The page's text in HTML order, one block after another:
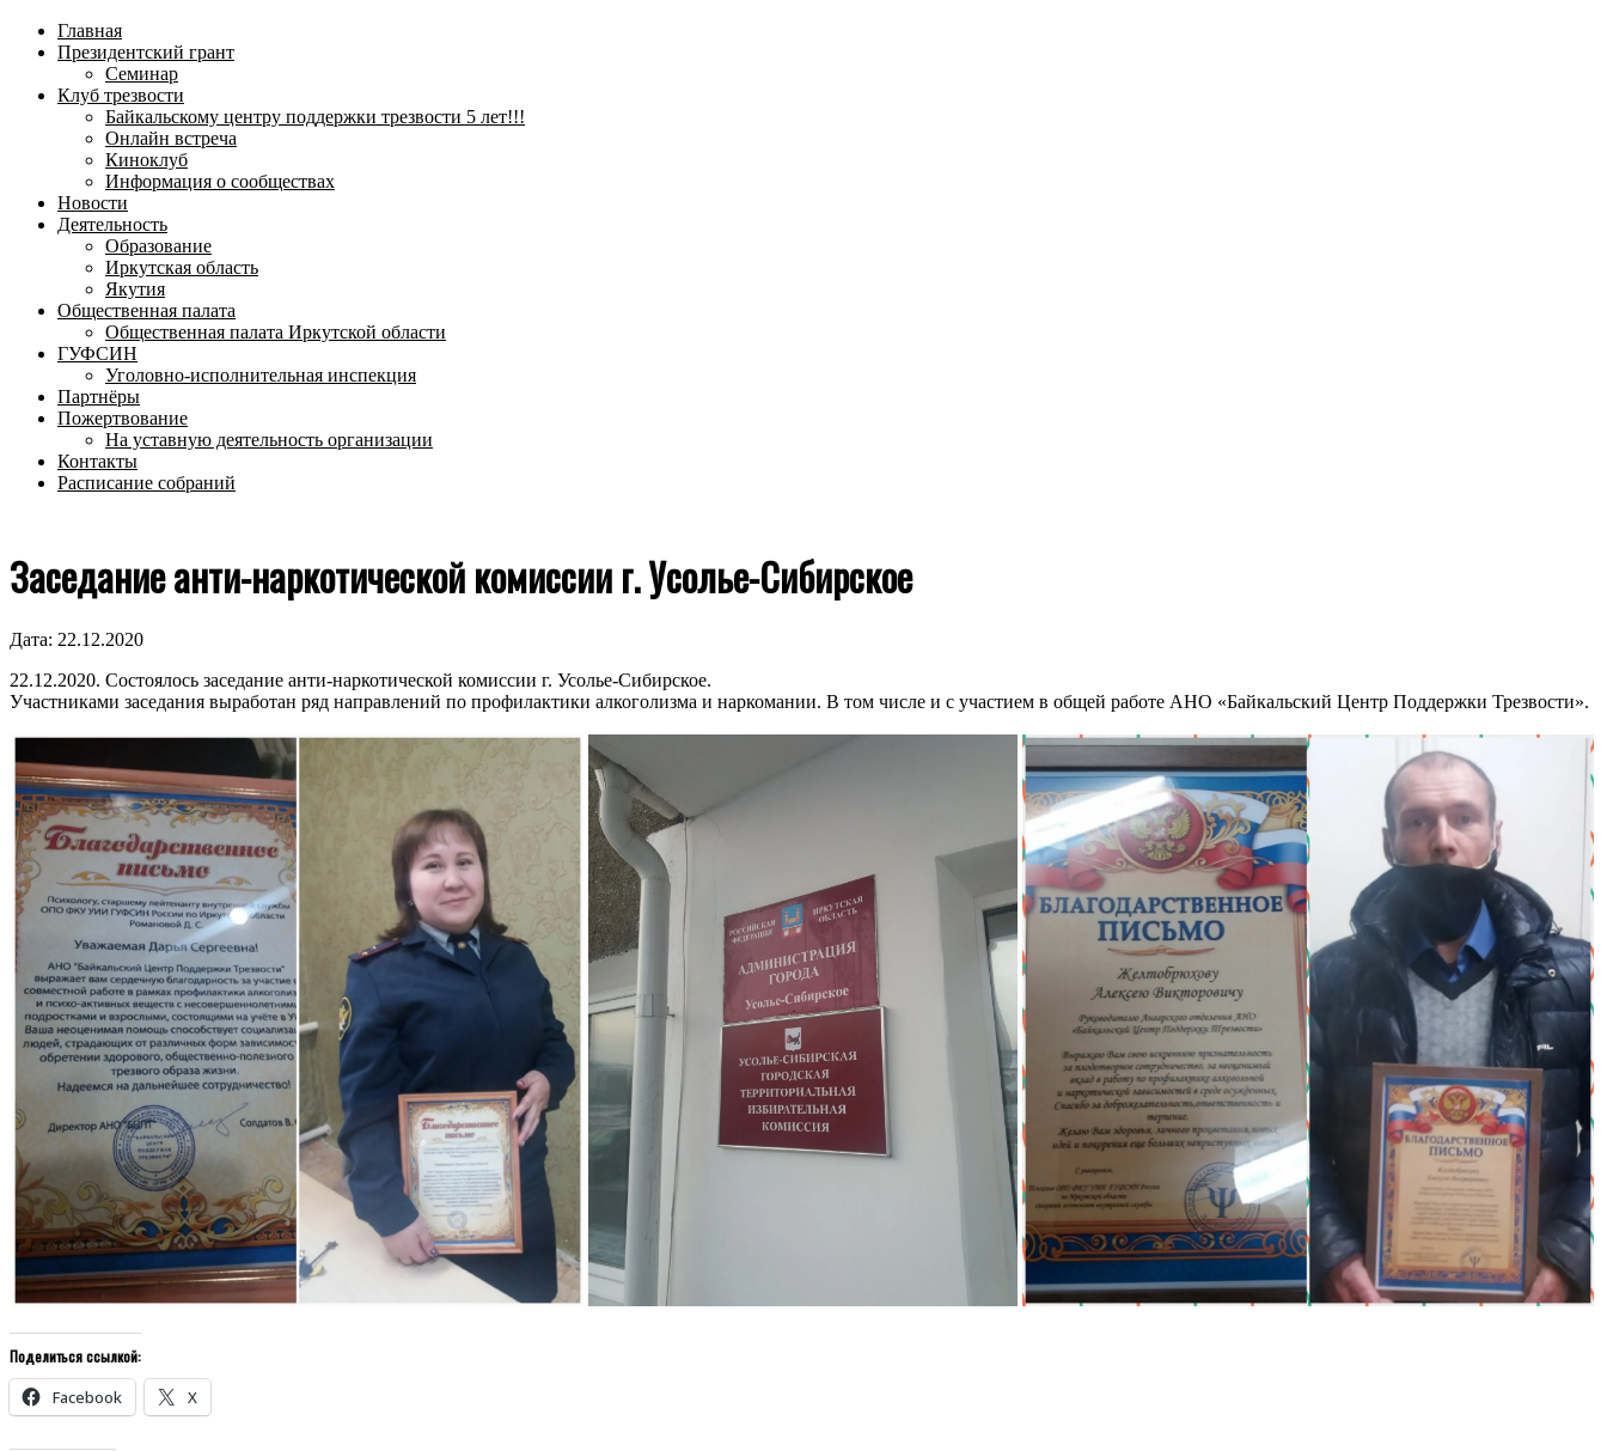
меню
Главная
Президентский грант
Семинар
Клуб трезвости
Байкальскому центру поддержки трезвости 5 лет!!!
Онлайн встреча
Киноклуб
Информация о сообществах
Новости
Деятельность
Образование
Иркутская область
Якутия
Общественная палата
Общественная палата Иркутской области
ГУФСИН
Уголовно-исполнительная инспекция
Партнёры
Пожертвование
На уставную деятельность организации
Контакты
Расписание собраний
Заседание анти-наркотической комиссии г. Усолье-Сибирское
Дата: 22.12.2020
22.12.2020. Состоялось заседание анти-наркотической комиссии г. Усолье-Сибирское.
Участниками заседания выработан ряд направлений по профилактики алкоголизма и наркомании. В том числе и с участием в общей работе АНО «Байкальский Центр Поддержки Трезвости».
Поделиться ссылкой:
Facebook X